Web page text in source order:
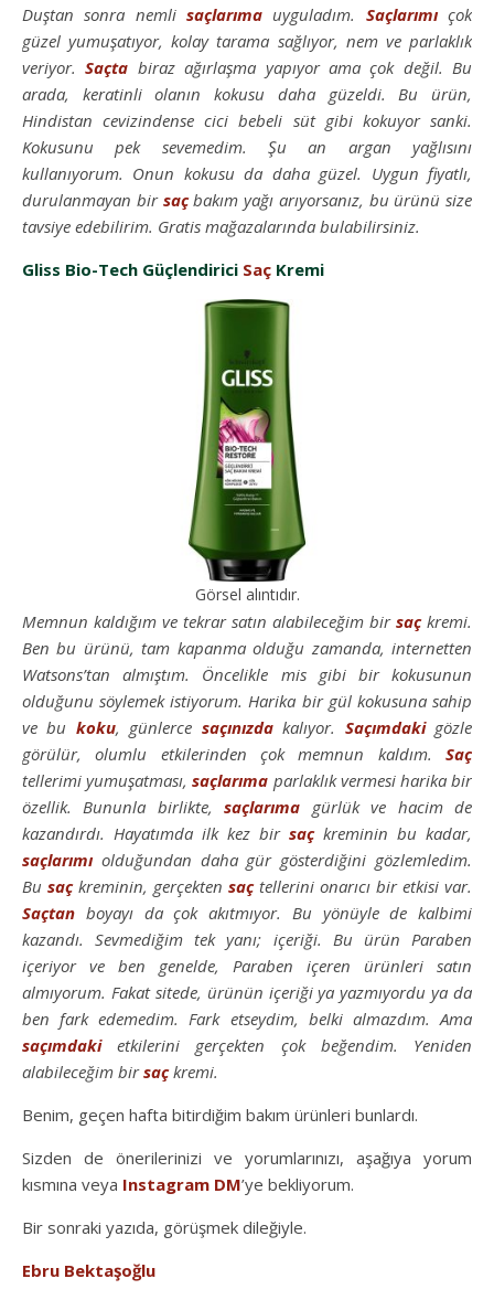
Duştan sonra nemli saçlarıma uyguladım. Saçlarımıçok
güzel yumuşatıyor, kolay tarama sağlıyor, nem ve parlaklık
veriyor.Saçta biraz ağırlaşma yapıyor ama çok değil. Bu
arada, keratinli olanın kokusu daha güzeldi. Bu ürün,
Hindistan cevizindense cici bebeli süt gibi kokuyor sanki.
Kokusunu pek sevemedim. Şu an argan yağlısını
kullanıyorum. Onun kokusu da daha güzel. Uygun fiyatlı,
durulanmayan bir saçbakım yağı arıyorsanız, bu ürünü size
tavsiye edebilirim. Gratis mağazalarında bulabilirsiniz.
Gliss Bio-Tech Güçlendirici Saç Kremi
Görsel alıntıdır.
Memnun kaldığım ve tekrar satın alabileceğim bir saçkremi.
Ben bu ürünü, tam kapanma olduğu zamanda, internetten
Watsons’tan almıştım. Öncelikle mis gibi bir kokusunun
olduğunu söylemek istiyorum. Harika bir gül kokusuna sahip
ve bu koku, günlerce saçınızdakalıyor. Saçımdakigözle
görülür, olumlu etkilerinden çok memnun kaldım. Saç
tellerimi yumuşatması,saçlarıma parlaklık vermesi harika bir
özellik. Bununla birlikte,saçlarıma gürlük ve hacim de
kazandırdı. Hayatımda ilk kez bir saçkreminin bu kadar,
saçlarımıolduğundan daha gür gösterdiğini gözlemledim.
Bu saçkreminin, gerçekten saçtellerini onarıcı bir etkisi var.
Saçtan boyayı da çok akıtmıyor. Bu yönüyle de kalbimi
kazandı. Sevmediğim tek yanı; içeriği. Bu ürün Paraben
içeriyor ve ben genelde, Paraben içeren ürünleri satın
almıyorum. Fakat sitede, ürünün içeriği ya yazmıyordu ya da
ben fark edemedim. Fark etseydim, belki almazdım. Ama
saçımdakietkilerini gerçekten çok beğendim. Yeniden
alabileceğim birsaçkremi.
Benim, geçen hafta bitirdiğim bakım ürünleri bunlardı.
Sizden de önerilerinizi ve yorumlarınızı, aşağıya yorum
kısmına veya Instagram DM’ye bekliyorum.
Bir sonraki yazıda, görüşmek dileğiyle.
Ebru Bektaşoğlu